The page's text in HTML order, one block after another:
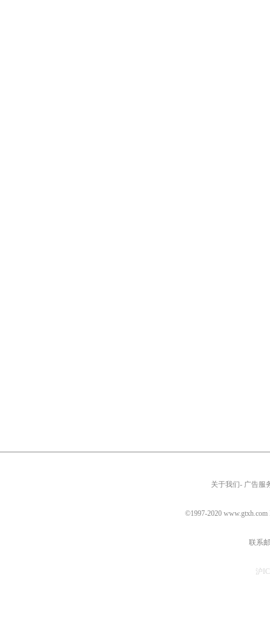
关于我们- 广告服
©1997-2020www.gtxh.com
联系
沪